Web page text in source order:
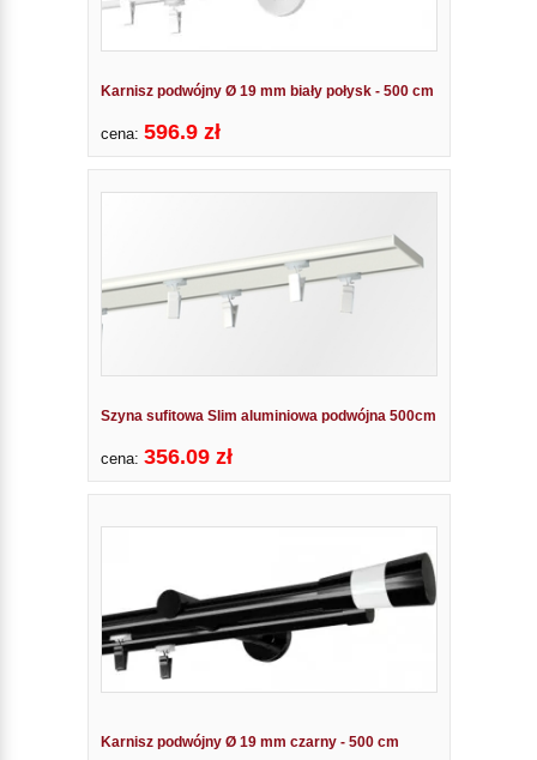
Karnisz podwójny Ø 19 mm biały połysk - 500 cm
cena: 596.9 zł
Szyna sufitowa Slim aluminiowa podwójna 500cm
cena: 356.09 zł
Karnisz podwójny Ø 19 mm czarny - 500 cm